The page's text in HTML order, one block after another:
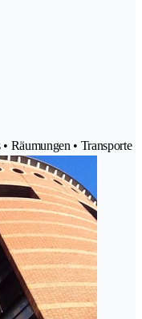
Räumungen • Transporte